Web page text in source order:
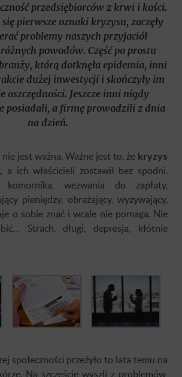
przedsiębiorców z krwi i kości.
pierwsze oznaki kryzysu, zaczęły
problemy naszych przyjaciół
powodów. Część po prostu
którą dotknęła epidemia, inni
dużej inwestycji i skończyły im
oszczędności. Jeszcze inni nigdy
posiadali, a firmę prowadzili z dnia
na dzień.
jest ważna. Ważne jest to, że kryzys
a ich właścicieli zostawił bez spodni.
komornika, wezwania do zapłaty,
pieniędzy, obrażający, wyzywający,
o sobie znać i wcale nie pomaga. Nie
Strach, długi, depresja, kłótnie
społeczności przeżyło to lata temu na
Na szczęście wyszli z problemów,